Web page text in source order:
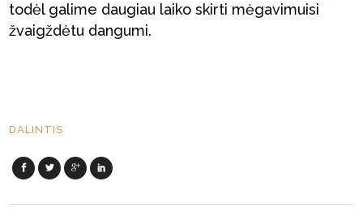
todėl galime daugiau laiko skirti mėgavimuisi
žvaigždėtu dangumi.
DALINTIS